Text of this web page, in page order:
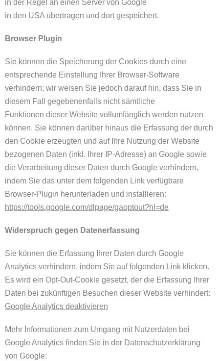
in der Regel an einen Server von Google
in den USA übertragen und dort gespeichert.
Browser Plugin
Sie können die Speicherung der Cookies durch eine
entsprechende Einstellung Ihrer Browser-Software
verhindern; wir weisen Sie jedoch darauf hin, dass Sie in
diesem Fall gegebenenfalls nicht sämtliche
Funktionen dieser Website vollumfänglich werden nutzen
können. Sie können darüber hinaus die Erfassung der durch
den Cookie erzeugten und auf Ihre Nutzung der Website
bezogenen Daten (inkl. Ihrer IP-Adresse) an Google sowie
die Verarbeitung dieser Daten durch Google verhindern,
indem Sie das unter dem folgenden Link verfügbare
Browser-Plugin herunterladen und installieren:
https://tools.google.com/dlpage/gaoptout?hl=de
Widerspruch gegen Datenerfassung
Sie können die Erfassung Ihrer Daten durch Google
Analytics verhindern, indem Sie auf folgenden Link klicken.
Es wird ein Opt-Out-Cookie gesetzt, der die Erfassung Ihrer
Daten bei zukünftigen Besuchen dieser Website verhindert:
Google Analytics deaktivieren
Mehr Informationen zum Umgang mit Nutzerdaten bei
Google Analytics finden Sie in der Datenschutzerklärung
von Google: